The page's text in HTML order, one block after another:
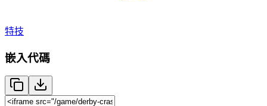
特技
嵌入代碼